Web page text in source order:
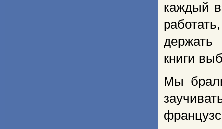
каждый
книги
Мы